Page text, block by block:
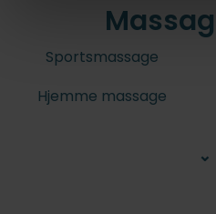
Sportsmassage
Hjemme massage
⌄